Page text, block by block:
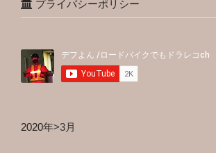
プライバシーポリシー
2020年>3月